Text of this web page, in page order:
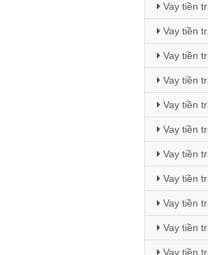
Vay tiền
Vay tiền
Vay tiền
Vay tiền
Vay tiền
Vay tiền
Vay tiền
Vay tiền
Vay tiền
Vay tiền
Vay tiền